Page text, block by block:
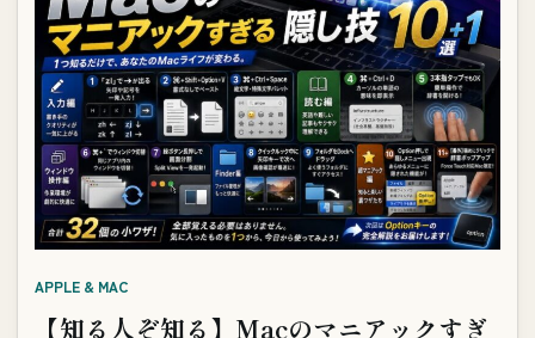
APPLE & MAC
【知る人ぞ知る】Macのマニアックすぎ